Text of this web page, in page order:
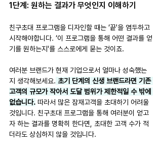
1단계: 원하는 결과가 무엇인지 이해하기
친구초대 프로그램을 디자인할 때는 ‘끝'을 염두하고
시작해야합니다. ‘이 프로그램을 통해 어떤 결과를 얻
기를 원하는지'를 스스로에게 묻는 것이죠.
여러분 브랜드가 현재 기업으로서 얼마나 성숙했는
지 생각해보세요. 초기 단계의 신생 브랜드라면 기존
고객의 규모가 작아서 도달 범위가 제한적일 수 밖에
없습니다. 따라서 많은 잠재고객을 초대하기 어려울
것입니다. 친구초대 프로그램을 통해 여러분이 얻고
자 하는 결과를 명확히 한다면, 초대한 고객 수가 적
더라도 상심하지 않을 것입니다.